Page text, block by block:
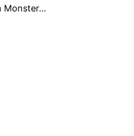
Monster…